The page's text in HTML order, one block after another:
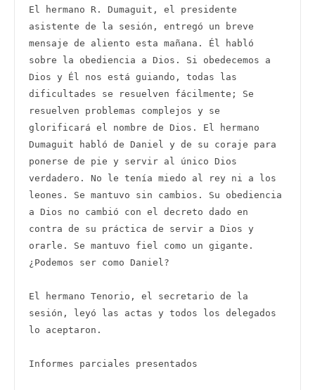
El hermano R. Dumaguit, el presidente
asistente de la sesión, entregó un breve
mensaje de aliento esta mañana. Él habló
sobre la obediencia a Dios. Si obedecemos a
Dios y Él nos está guiando, todas las
dificultades se resuelven fácilmente; Se
resuelven problemas complejos y se
glorificará el nombre de Dios. El hermano
Dumaguit habló de Daniel y de su coraje para
ponerse de pie y servir al único Dios
verdadero. No le tenía miedo al rey ni a los
leones. Se mantuvo sin cambios. Su obediencia
a Dios no cambió con el decreto dado en
contra de su práctica de servir a Dios y
orarle. Se mantuvo fiel como un gigante.
¿Podemos ser como Daniel?
El hermano Tenorio, el secretario de la
sesión, leyó las actas y todos los delegados
lo aceptaron.
Informes parciales presentados